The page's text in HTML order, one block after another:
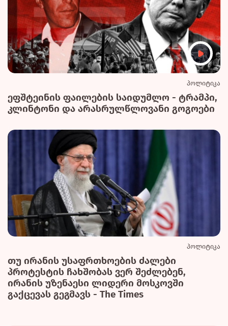
პოლიტიკა
ეფშტეინის ფაილების საიდუმლო - ტრამპი,
კლინტონი და არასრულწლოვანი გოგოები
პოლიტიკა
თუ ირანის უსაფრთხოების ძალები
პროტესტის ჩახშობას ვერ შეძლებენ,
ირანის უზენაესი ლიდერი მოსკოვში
გაქცევას გეგმავს - The Times